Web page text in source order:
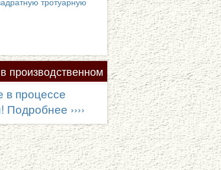
производственном
в процессе
››››